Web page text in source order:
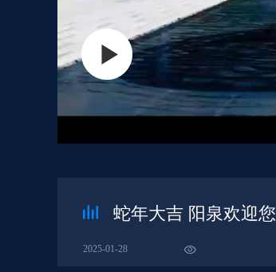
蛇年大吉 阳泉欢迎您
2025-01-28